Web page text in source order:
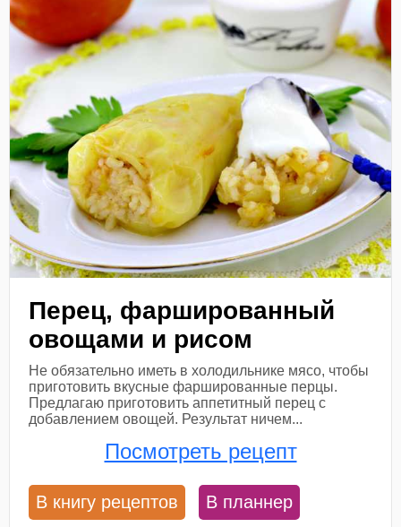
Перец, фаршированный
овощами и рисом
Не обязательно иметь в холодильнике мясо, чтобы
приготовить вкусные фаршированные перцы.
Предлагаю приготовить аппетитный перец с
добавлением овощей. Результат ничем...
Посмотреть рецепт
В книгу рецептов В планнер